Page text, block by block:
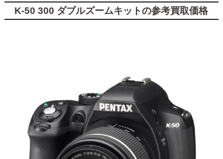
K-50 300 ダブルズームキットの参考買取価格